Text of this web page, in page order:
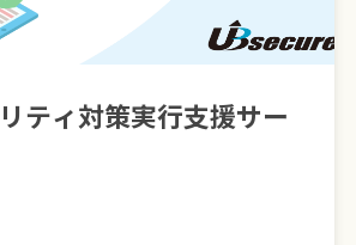
ティ対策実行支援サー